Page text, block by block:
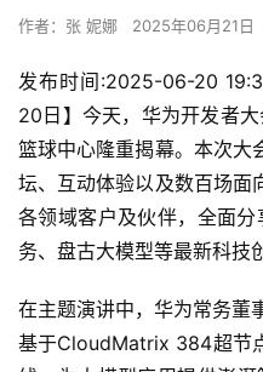
作者： 张 妮娜 2025年06月21日
发布时间:2025-06-20
20日】今天，华为开发者
篮球中心隆重揭幕。本次大
坛、互动体验以及数百场面
各领域客户及伙伴，全面
务、盘古大模型等最新科技
在主题演讲中，华为常务董
基于CloudMatrix 384超节